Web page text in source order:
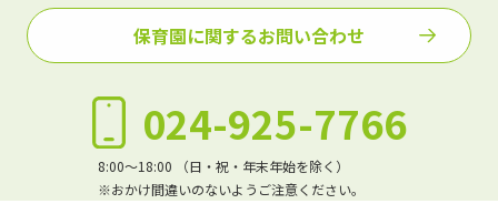
保育園に関するお問い合わせ
024-925-7766
8:00～18:00 （日・祝・年末年始を除く）
※おかけ間違いのないようご注意ください。